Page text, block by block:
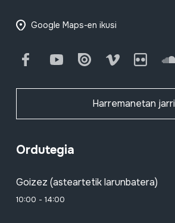
Google Maps-en ikusi
FacebookYoutube Issuu Vimeo Flickr
Harremanetan jarri
Ordutegia
Goizez (asteartetik larunbatera)
10:00 - 14:00